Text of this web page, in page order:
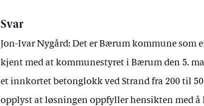
Svar
Jon-Ivar Nygård: Det er Bærum kommune som
kjent med at kommunestyret i Bærum den 5.
et innkortet betonglokk ved Strand fra 200 til 50
opplyst at løsningen oppfyller hensikten med å